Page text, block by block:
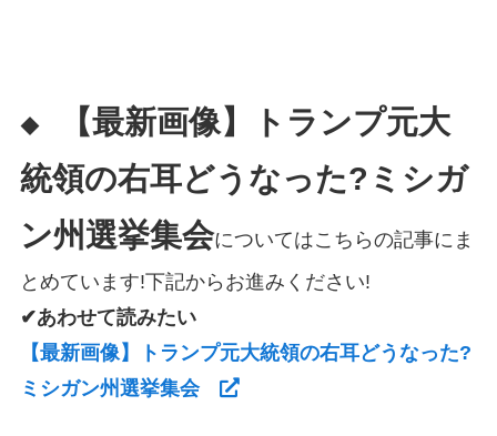
◆
【最新画像】トランプ元大
統領の右耳どうなった?ミシガ
ン州選挙集会についてはこちらの記事にま
とめています!下記からお進みください!
✔あわせて読みたい
【最新画像】トランプ元大統領の右耳どうなった?
ミシガン州選挙集会